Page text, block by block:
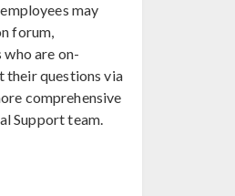
may
forum,
are on-
their questions via
comprehensive
Support team.